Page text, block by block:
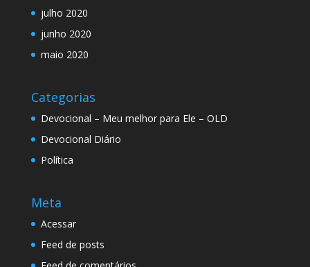
julho 2020
junho 2020
maio 2020
Categorias
Devocional – Meu melhor para Ele – OLD
Devocional Diário
Política
Meta
Acessar
Feed de posts